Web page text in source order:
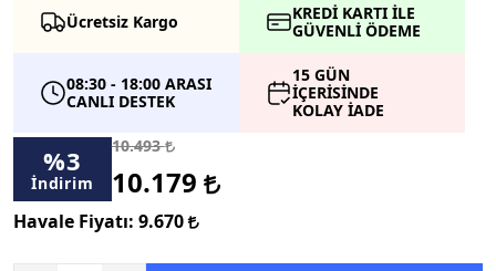
Ücretsiz Kargo
KREDİ KARTI İLE
GÜVENLİ ÖDEME
08:30 - 18:00 ARASI
CANLI DESTEK
15 GÜN
İÇERİSİNDE
KOLAY İADE
%3
İndirim
10.493
10.179
Havale Fiyatı: 9.670